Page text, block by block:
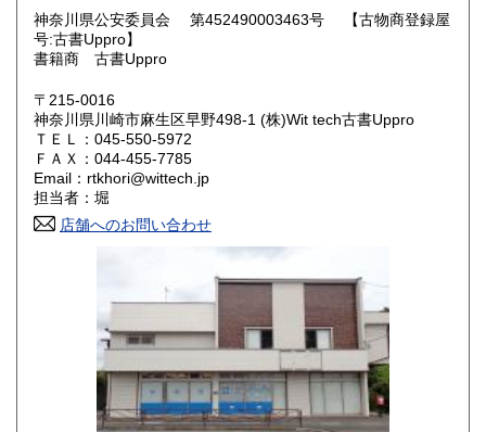
鳥取県 1,800円 島根県 1,800円
山口県 1,800円 徳島県 1,800円
香川県 1,800円
高知県 1,800円
長崎県
1,800円
鹿児島県
1,800円
神奈川県公安委員会 第452490003463号 【古物商登録屋
号:古書Uppro】
書籍商 古書Uppro
〒215-0016
神奈川県川崎市麻生区早野498-1 (株)Wit tech古書Uppro
ＴＥＬ：045-550-5972
ＦＡＸ：044-455-7785
Email：rtkhori@wittech.jp
担当者：堀
店舗へのお問い合わせ